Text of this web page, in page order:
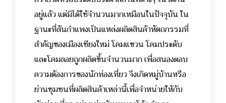
อยู่แล้ว แต่มิได้ใช้จำนวนมากเหมือนในปัจจุบันใน
ฐานะที่สันกำแพงเป็นแหล่งผลิตสินค้าหัตถกรรมที่
สำคัญของเมืองเชียงใหม่ โคมแขวน โคมประดับ
และโคมลอยถูกผลิตขึ้นจำนวนมาก เพื่อสนองตอบ
ความต้องการของนักท่องเที่ยว จึงเกิดหมู่บ้านหรือ
ย่านชุมชนที่ผลิตสินค้าเหล่านี้เพื่อจำหน่ายให้กับ